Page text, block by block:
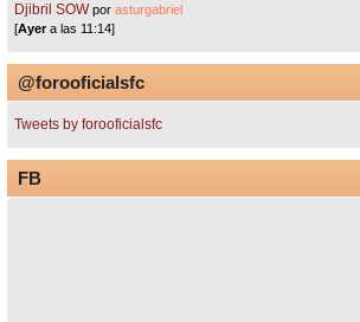
Djibril SOW porasturgabriel
[Ayera las 11:14]
@forooficialsfc
Tweets by forooficialsfc
FB